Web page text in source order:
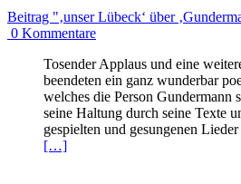
Beitrag "‚unser Lübeck‘ über
0 Kommentare
Tosender Applaus und eine
beendeten ein ganz wunderbar
welches die Person Gundermann
seine Haltung durch seine Texte
gespielten und gesungenen
[…]